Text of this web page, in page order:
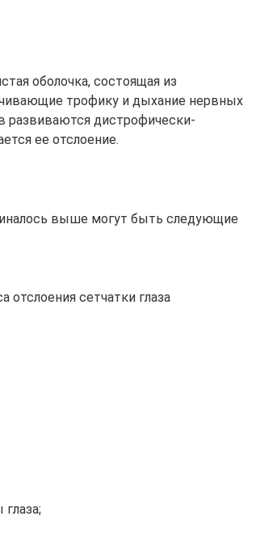
оболочка, состоящая из
трофику и дыхание нервных
развиваются дистрофически-
ее отслоение.
выше могут быть следующие
сетчатки глаза